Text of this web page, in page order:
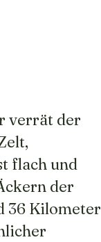
verrät der
flach und
der
36 Kilometer